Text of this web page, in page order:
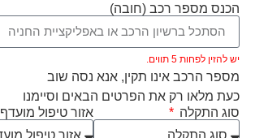
הכנס מספר רכב (חובה)
יש להזין לפחות 5 תווים.
מספר הרכב אינו תקין, אנא נסה שוב
כעת מלאו רק את הפרטים הבאים וסיימנו
סוג התקלה
אזור טיפול מועדף